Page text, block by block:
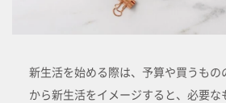
新生活を始める際は、予算や買うもの
から新生活をイメージすると、必要な